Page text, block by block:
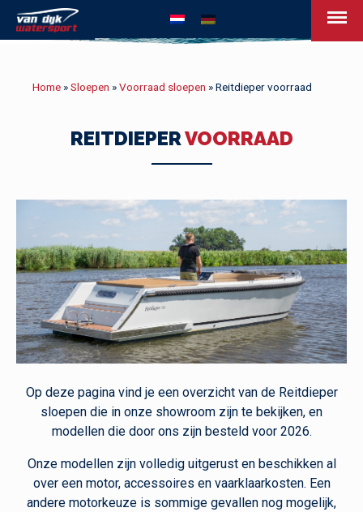
van Dijk Watersport - Uw leven op het
Home »Sloepen »Voorraad sloepen »Reitdieper voorraad
REITDIEPERVOORRAAD
Op deze pagina vind je een overzicht van de Reitdieper
sloepen die in onze showroom zijn te bekijken, en
modellen die door ons zijn besteld voor 2026.
Onze modellen zijn volledig uitgerust en beschikken al
over een motor, accessoires en vaarklaarkosten. Een
andere motorkeuze is sommige gevallen nog mogelijk,